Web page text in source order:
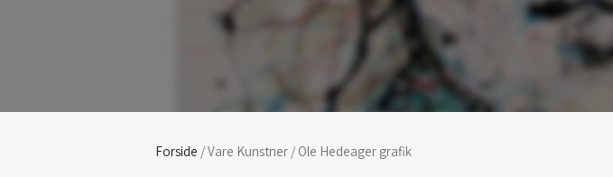
Forside / Vare Kunstner / Ole Hedeager grafik